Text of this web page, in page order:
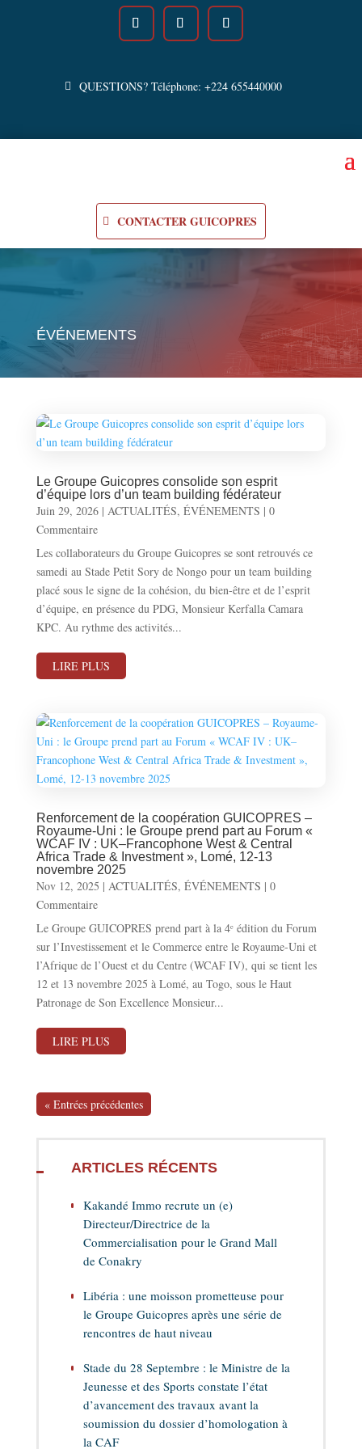
QUESTIONS? Téléphone: +224 655440000
CONTACTER GUICOPRES
ÉVÉNEMENTS
Le Groupe Guicopres consolide son esprit
d’équipe lors d’un team building fédérateur
Juin 29, 2026| ACTUALITÉS, ÉVÉNEMENTS | 0
Commentaire
Les collaborateurs du Groupe Guicopres se sont retrouvés ce
samedi au Stade Petit Sory de Nongo pour un team building
placé sous le signe de la cohésion, du bien-être et de l’esprit
d’équipe, en présence du PDG, Monsieur Kerfalla Camara
KPC. Au rythme des activités...
LIRE PLUS
Renforcement de la coopération GUICOPRES –
Royaume-Uni : le Groupe prend part au Forum «
WCAF IV : UK–Francophone West & Central
Africa Trade & Investment », Lomé, 12-13
novembre 2025
Nov 12, 2025 | ACTUALITÉS, ÉVÉNEMENTS | 0
Commentaire
Le Groupe GUICOPRES prend part à la 4ᵉ édition du Forum
sur l’Investissement et le Commerce entre le Royaume-Uni et
l’Afrique de l’Ouest et du Centre (WCAF IV), qui se tient les
12 et 13 novembre 2025 à Lomé, au Togo, sous le Haut
Patronage de Son Excellence Monsieur...
LIRE PLUS
« Entrées précédentes
ARTICLES RÉCENTS
Kakandé Immo recrute un (e)
Directeur/Directrice de la
Commercialisation pour le Grand Mall
de Conakry
Libéria : une moisson prometteuse pour
le Groupe Guicopres après une série de
rencontres de haut niveau
Stade du 28 Septembre : le Ministre de la
Jeunesse et des Sports constate l’état
d’avancement des travaux avant la
soumission du dossier d’homologation à
la CAF